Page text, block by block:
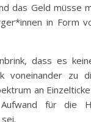
das Geld müsse
in Form
dass es
voneinander zu
an
für die